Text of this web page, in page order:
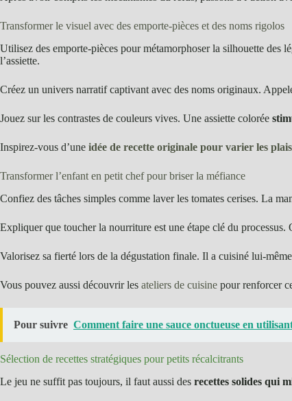
Transformer le visuel avec des emporte-pièces et des noms rigolos
Utilisez des emporte-pièces pour métamorphoser la silhouette des
l’assiette.
Créez un univers narratif captivant avec des noms originaux.
Jouez sur les contrastes de couleurs vives. Une assiette colorée
Inspirez-vous d’une idée de recette originale pour varier les
Transformer l’enfant en petit chef pour briser la méfiance
Confiez des tâches simples comme laver les tomates cerises. La
Expliquer que toucher la nourriture est une étape clé du
Valorisez sa fierté lors de la dégustation finale. Il a cuisiné lui-
Vous pouvez aussi découvrir les ateliers de cuisine pour renforcer
Pour suivre Comment faire une sauce onctueuse en
Sélection de recettes stratégiques pour petits récalcitrants
Le jeu ne suffit pas toujours, il faut aussi des recettes solides qui